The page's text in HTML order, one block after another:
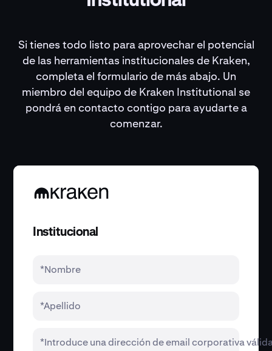
Si tienes todo listo para aprovechar el potencial
de las herramientas institucionales de Kraken,
completa el formulario de más abajo. Un
miembro del equipo de Kraken Institutional se
pondrá en contacto contigo para ayudarte a
comenzar.
Institucional
*Nombre
*Apellido
*Introduce una dirección de email corporativa